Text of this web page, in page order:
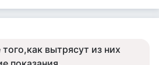
вытрясут из них